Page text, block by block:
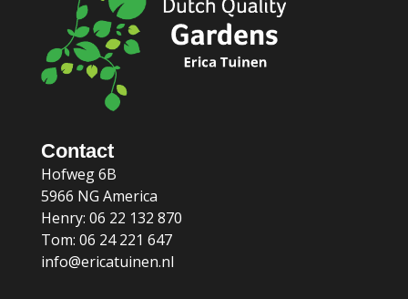
Contact
Hofweg 6B
5966 NG America
Henry: 06 22 132 870
Tom: 06 24 221 647
info@ericatuinen.nl